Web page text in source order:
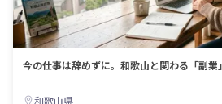
今の仕事は辞めずに。和歌山と関わる「副
和歌山県